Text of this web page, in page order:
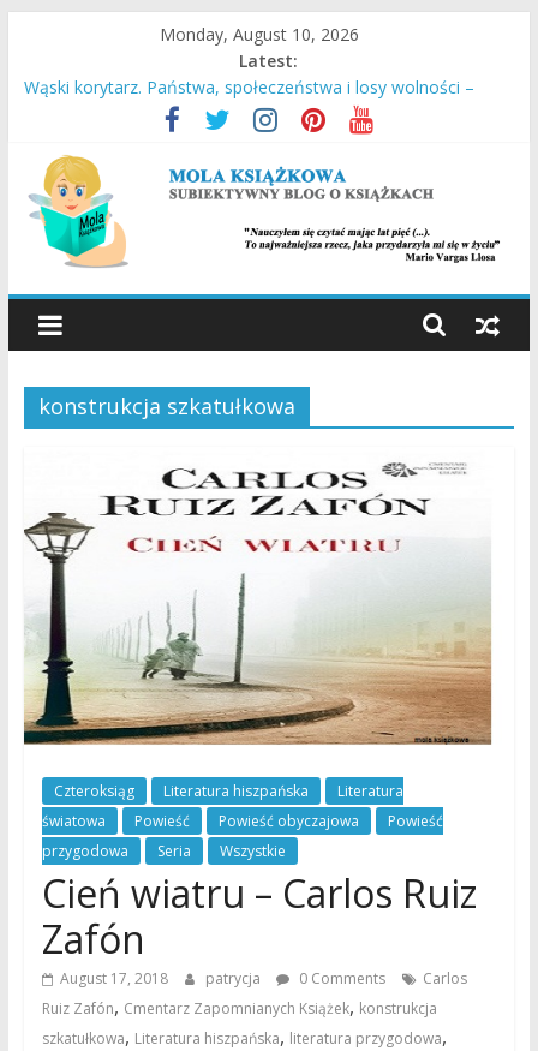
content
Monday, August 10, 2026
Latest:
Wąski korytarz. Państwa, społeczeństwa i losy wolności –
Daron Acemoglu, James A. Robinson
Stara Słaboniowa i spiekładuchy – Joanna Łańcucka
Ucieczka z Sobiboru – Thomas Toivi Blatt
Empuzjon – Olga Tokarczuk
Miasto w chmurach – Antony Doerr
MOLA
KSIĄŻKOWA
SUBIEKTYWNY
KSIĄŻKACH
konstrukcja szkatułkowa
Czteroksiąg Literatura hiszpańska
Literatura
światowa
Powieść Powieść obyczajowa
Powieść
przygodowa
Seria Wszystkie
Cień wiatru – Carlos Ruiz
Zafón
August 17, 2018 patrycja 0 Comments
Carlos
Ruiz Zafón, Cmentarz Zapomnianych Książek, konstrukcja
szkatułkowa, Literatura hiszpańska, literatura przygodowa,